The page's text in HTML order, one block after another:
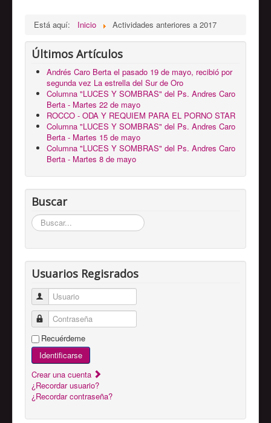
Está aquí: Inicio Actividades anteriores a 2017
Últimos Artículos
Andrés Caro Berta el pasado 19 de mayo, recibió por
segunda vez La estrella del Sur de Oro
Columna "LUCES Y SOMBRAS" del Ps. Andres Caro
Berta - Martes 22 de mayo
ROCCO - ODA Y REQUIEM PARA EL PORNO STAR
Columna "LUCES Y SOMBRAS" del Ps. Andres Caro
Berta - Martes 15 de mayo
Columna "LUCES Y SOMBRAS" del Ps. Andres Caro
Berta - Martes 8 de mayo
Buscar
Buscar...
Usuarios Regisrados
Usuario
Contraseña
Recuérdeme
Identificarse
Crear una cuenta
¿Recordar usuario?
¿Recordar contraseña?